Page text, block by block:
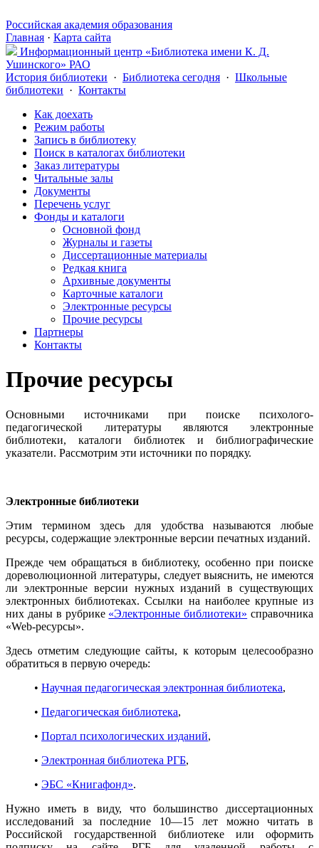
Российская академия образования
Главная · Карта сайта
Информационный центр «Библиотека имени К. Д.
Ушинского» РАО
История библиотеки · Библиотека сегодня · Школьные
библиотеки · Контакты
Как доехать
Режим работы
Запись в библиотеку
Поиск в каталогах библиотеки
Заказ литературы
Читальные залы
Документы
Перечень услуг
Фонды и каталоги
Основной фонд
Журналы и газеты
Диссертационные материалы
Редкая книга
Архивные документы
Карточные каталоги
Электронные ресурсы
Прочие ресурсы
Партнеры
Контакты
Прочие ресурсы
Основными источниками при поиске психолого-
педагогической литературы являются электронные
библиотеки, каталоги библиотек и библиографические
указатели. Рассмотрим эти источники по порядку.
Электронные библиотеки
Этим термином здесь для удобства называются любые
ресурсы, содержащие электронные версии печатных изданий.
Прежде чем обращаться в библиотеку, особенно при поиске
дореволюционной литературы, следует выяснить, не имеются
ли электронные версии нужных изданий в существующих
электронных библиотеках. Ссылки на наиболее крупные из
них даны в рубрике «Электронные библиотеки» справочника
«Web-ресурсы».
Здесь отметим следующие сайты, к которым целесообразно
обратиться в первую очередь:
• Научная педагогическая электронная библиотека,
• Педагогическая библиотека,
• Портал психологических изданий,
• Электронная библиотека РГБ,
• ЭБС «Книгафонд».
Нужно иметь в виду, что большинство диссертационных
исследований за последние 10—15 лет можно читать в
Российской государственной библиотеке или оформить